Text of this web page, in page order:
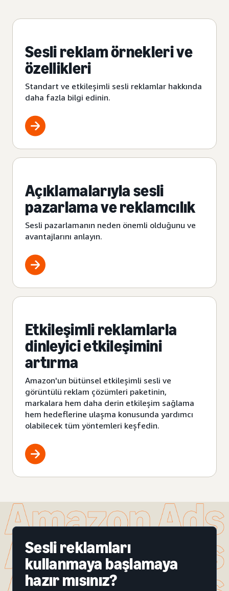
Sesli reklam örnekleri ve
özellikleri
Standart ve etkileşimli sesli reklamlar hakkında
daha fazla bilgi edinin.
Açıklamalarıyla sesli
pazarlama ve reklamcılık
Sesli pazarlamanın neden önemli olduğunu ve
avantajlarını anlayın.
Etkileşimli reklamlarla
dinleyici etkileşimini
artırma
Amazon'un bütünsel etkileşimli sesli ve
görüntülü reklam çözümleri paketinin,
markalara hem daha derin etkileşim sağlama
hem hedeflerine ulaşma konusunda yardımcı
olabilecek tüm yöntemleri keşfedin.
Sesli reklamları
kullanmaya başlamaya
hazır mısınız?